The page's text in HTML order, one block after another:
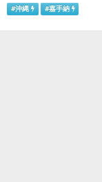
#沖縄 #嘉手納